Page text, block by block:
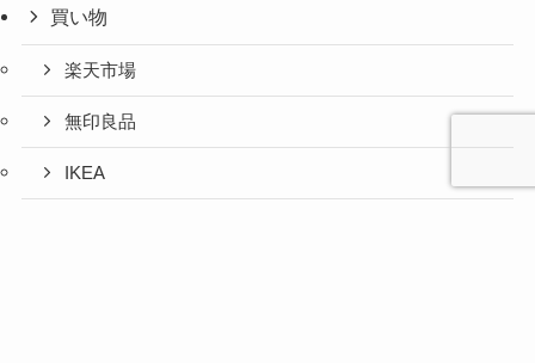
買い物
楽天市場
無印良品
IKEA